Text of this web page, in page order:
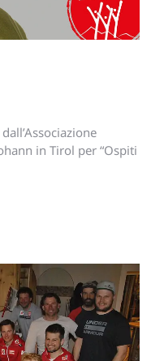
in Tirol per “Ospiti